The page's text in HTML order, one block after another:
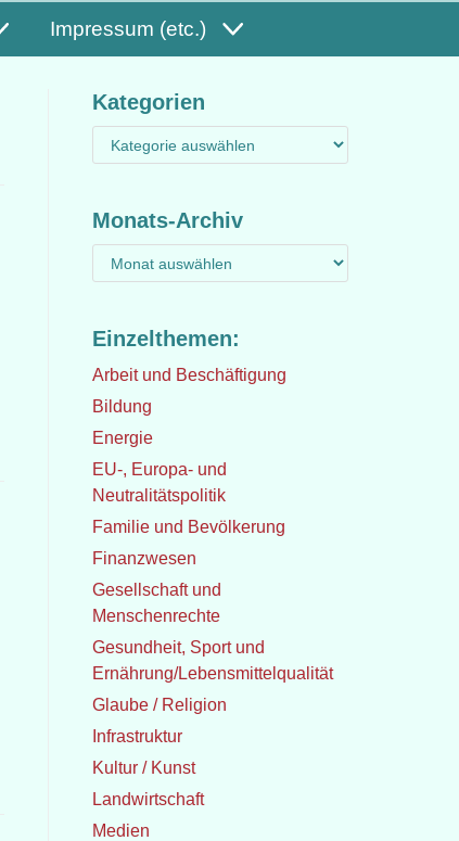
Impressum (etc.)
Kategorien
Monats-Archiv
Einzelthemen:
Arbeit und Beschäftigung
Bildung
Energie
EU-, Europa- und
Neutralitätspolitik
Familie und Bevölkerung
Finanzwesen
Gesellschaft und
Menschenrechte
Gesundheit, Sport und
Ernährung/Lebensmittelqualität
Glaube / Religion
Infrastruktur
Kultur / Kunst
Landwirtschaft
Medien